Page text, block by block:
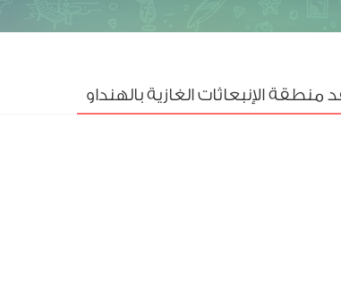
الإنبعاثات الغازية بالهنداو